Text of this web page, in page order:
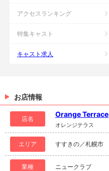
アクセスランキング
特集キャスト
キャスト求人
お店情報
店名
Orange Terrace
オレンジテラス
エリア すすきの／札幌市
業種 ニュークラブ